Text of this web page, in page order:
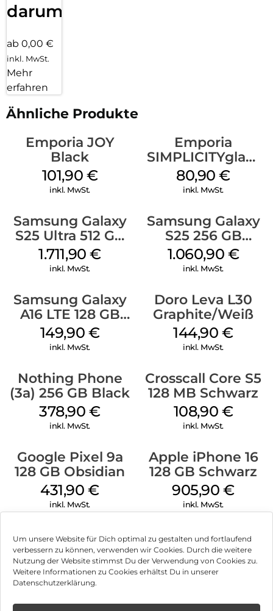
Um unsere Website für Dich optimal zu gestalten und fortlaufend
verbessern zu können, verwenden wir Cookies. Durch die weitere
Nutzung der Website stimmst Du der Verwendung von Cookies zu.
Weitere Informationen zu Cookies erhältst Du in unserer
Datenschutzerklärung.
darum!
ab 0,00 €
inkl. MwSt.
Mehr
erfahren
Ähnliche Produkte
Emporia JOY
Black
101,90 €
inkl. MwSt.
Emporia
SIMPLICITYglam
Weiss
80,90€
inkl. MwSt.
Samsung Galaxy
S25 Ultra 512 GB
Titanium
Whitesilver
1.711,90€
inkl. MwSt.
Samsung Galaxy
S25 256 GB
Icyblue
1.060,90 €
inkl. MwSt.
Samsung Galaxy
A16 LTE 128 GB
Black
149,90 €
inkl. MwSt.
Doro Leva L30
Graphite/Weiß
144,90€
inkl. MwSt.
Nothing Phone
(3a) 256 GB Black
378,90€
inkl. MwSt.
Crosscall Core S5
128 MB Schwarz
108,90 €
inkl. MwSt.
Google Pixel 9a
128 GB Obsidian
431,90€
inkl. MwSt.
Apple iPhone 16
128 GB Schwarz
905,90€
inkl. MwSt.
Impressum